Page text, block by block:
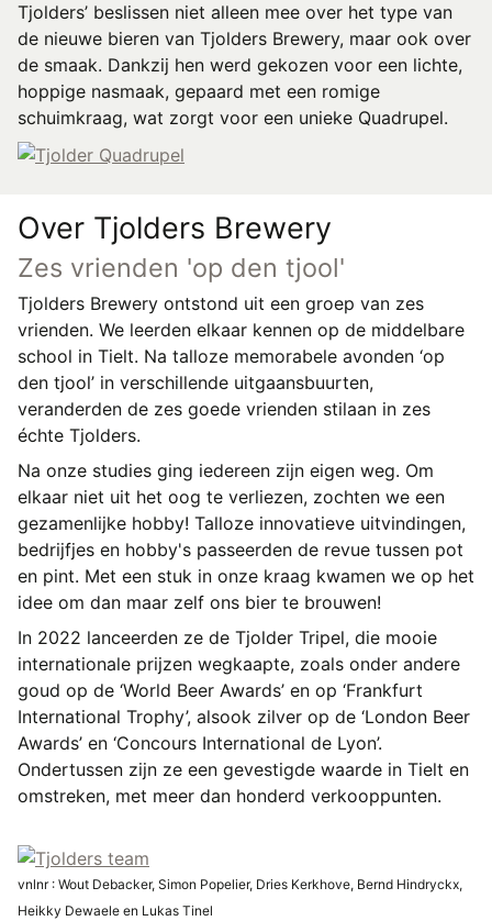
Tjolders’ beslissen niet alleen mee over het type van
de nieuwe bieren van Tjolders Brewery, maar ook over
de smaak. Dankzij hen werd gekozen voor een lichte,
hoppige nasmaak, gepaard met een romige
schuimkraag, wat zorgt voor een unieke Quadrupel.
Over Tjolders Brewery
Zes vrienden 'op den tjool'
Tjolders Brewery ontstond uit een groep van zes
vrienden. We leerden elkaar kennen op de middelbare
school in Tielt. Na talloze memorabele avonden ‘op
den tjool’ in verschillende uitgaansbuurten,
veranderden de zes goede vrienden stilaan in zes
échte Tjolders.
Na onze studies ging iedereen zijn eigen weg. Om
elkaar niet uit het oog te verliezen, zochten we een
gezamenlijke hobby! Talloze innovatieve uitvindingen,
bedrijfjes en hobby's passeerden de revue tussen pot
en pint. Met een stuk in onze kraag kwamen we op het
idee om dan maar zelf ons bier te brouwen!
In 2022 lanceerden ze de Tjolder Tripel, die mooie
internationale prijzen wegkaapte, zoals onder andere
goud op de ‘World Beer Awards’ en op ‘Frankfurt
International Trophy’, alsook zilver op de ‘London Beer
Awards’ en ‘Concours International de Lyon’.
Ondertussen zijn ze een gevestigde waarde in Tielt en
omstreken, met meer dan honderd verkooppunten.
vnlnr : Wout Debacker, Simon Popelier, Dries Kerkhove, Bernd Hindryckx,
Heikky Dewaele en Lukas Tinel